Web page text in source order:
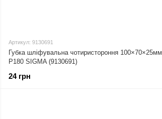
Артикул: 9130691
Губка шліфувальна чотиристороння 100×70×25мм
P180 SIGMA (9130691)
24 грн